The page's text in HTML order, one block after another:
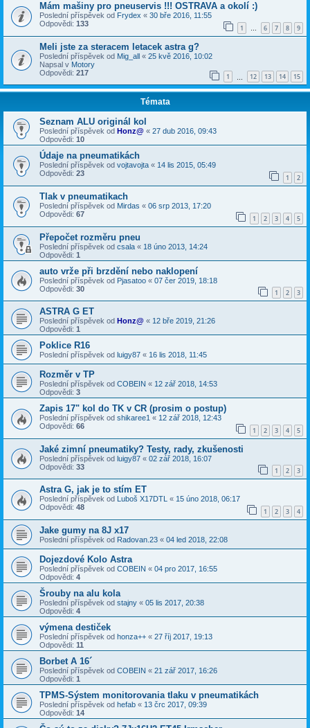
Mám mašiny pro pneuservis !!! OSTRAVA a okolí :)
Poslední příspěvek od Frydex « 30 bře 2016, 11:55
Odpovědi: 133 1 … 6 7 8 9
Meli jste za steracem letacek astra g?
Poslední příspěvek od Mig_all « 25 kvě 2016, 10:02
Napsal v Motory
Odpovědi: 217 1 12 13 14 15
Témata
Seznam ALU originál kol
Poslední příspěvek od Honz@ « 27 dub 2016, 09:43
Odpovědi: 10
Údaje na pneumatikách
Poslední příspěvek od vojtavojta « 14 lis 2015, 05:49
Odpovědi: 23 1 2
Tlak v pneumatikach
Poslední příspěvek od Mirdas « 06 srp 2013, 17:20
Odpovědi: 67 1 2 3 4 5
Přepočet rozměru pneu
Poslední příspěvek od csala « 18 úno 2013, 14:24
Odpovědi: 1
auto vrže při brzdění nebo naklopení
Poslední příspěvek od Pjasatoo « 07 čer 2019, 18:18
Odpovědi: 30 1 2 3
ASTRA G ET
Poslední příspěvek od Honz@ « 12 bře 2019, 21:26
Odpovědi: 1
Poklice R16
Poslední příspěvek od luigy87 « 16 lis 2018, 11:45
Rozměr v TP
Poslední příspěvek od COBEIN « 12 zář 2018, 14:53
Odpovědi: 3
Zapis 17" kol do TK v CR (prosim o postup)
Poslední příspěvek od shikaree1 « 12 zář 2018, 12:43
Odpovědi: 66 1 2 3 4 5
Jaké zimní pneumatiky? Testy, rady, zkušenosti
Poslední příspěvek od luigy87 « 02 zář 2018, 16:07
Odpovědi: 33 1 2 3
Astra G, jak je to stím ET
Poslední příspěvek od Luboš X17DTL « 15 úno 2018, 06:17
Odpovědi: 48 1 2 3 4
Jake gumy na 8J x17
Poslední příspěvek od Radovan.23 « 04 led 2018, 22:08
Dojezdové Kolo Astra
Poslední příspěvek od COBEIN « 04 pro 2017, 16:55
Odpovědi: 4
Šrouby na alu kola
Poslední příspěvek od stajny « 05 lis 2017, 20:38
Odpovědi: 4
výmena destiček
Poslední příspěvek od honza++ « 27 říj 2017, 19:13
Odpovědi: 11
Borbet A 16´
Poslední příspěvek od COBEIN « 21 zář 2017, 16:26
Odpovědi: 1
TPMS-Sýstem monitorovania tlaku v pneumatikách
Poslední příspěvek od hefab « 13 črc 2017, 09:39
Odpovědi: 14